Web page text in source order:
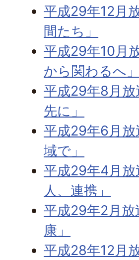
平成29年12月
間たち」
平成29年10月
から関わるへ」
平成29年8月
先に」
平成29年6月
域で」
平成29年4月
人、連携」
平成29年2月
康」
平成28年12月